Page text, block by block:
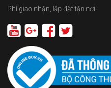
Phí giao nhận, lắp đặt tận nơi.